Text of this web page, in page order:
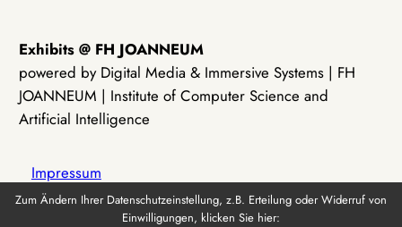
Exhibits @ FH JOANNEUM
powered by Digital Media & Immersive Systems | FH
JOANNEUM | Institute of Computer Science and
Artificial Intelligence
Impressum
Zum Ändern Ihrer Datenschutzeinstellung, z.B. Erteilung oder Widerruf von
Einwilligungen, klicken Sie hier: